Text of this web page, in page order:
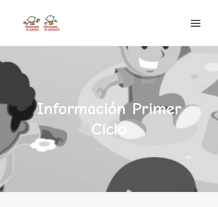
INICIO
VIRGEN DE CORTES
PROYECTO
AYUDAS
PROYECTOS EUROPEOS
ACTUALIDAD Y REDES SOCIALES
Información Primer
Ciclo